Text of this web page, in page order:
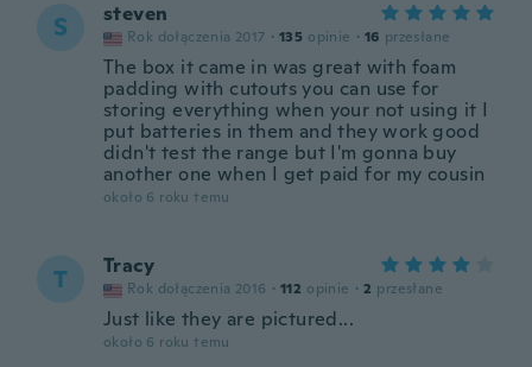
S steven
Rok dołączenia 2017 · 135 opinie · 16 przesłane
The box it came in was great with foam
padding with cutouts you can use for
storing everything when your not using it I
put batteries in them and they work good
didn't test the range but I'm gonna buy
another one when I get paid for my cousin
około 6 roku temu
T Tracy
Rok dołączenia 2016 · 112 opinie · 2 przesłane
Just like they are pictured...
około 6 roku temu